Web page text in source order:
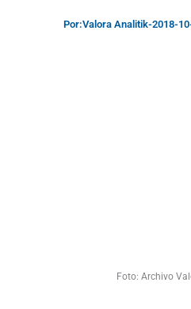
Por:Valora Analitik-2018-
Foto: Archivo